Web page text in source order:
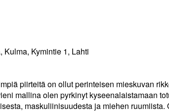
Kymintie 1, Lahti
piirteitä on ollut perinteisen mieskuvan
mallina olen pyrkinyt kyseenalaistamaan
maskuliinisuudesta ja miehen ruumiista.